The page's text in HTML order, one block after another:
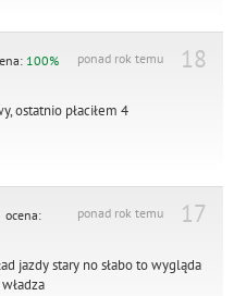
18
ponad rok temu
100%
ostatnio płaciłem 4
17
ponad rok temu
ocena:
jazdy stary no słabo to wygląda